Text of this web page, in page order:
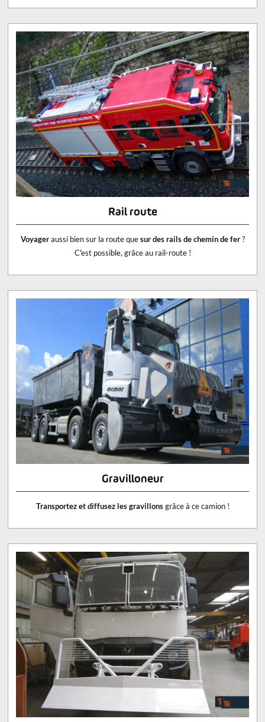
Rail route
Voyageraussi bien sur la route quesur des rails de chemin de fer?
C'est possible, grâce au rail-route !
Gravilloneur
Transportez et diffusez les gravillonsgrâce à ce camion !